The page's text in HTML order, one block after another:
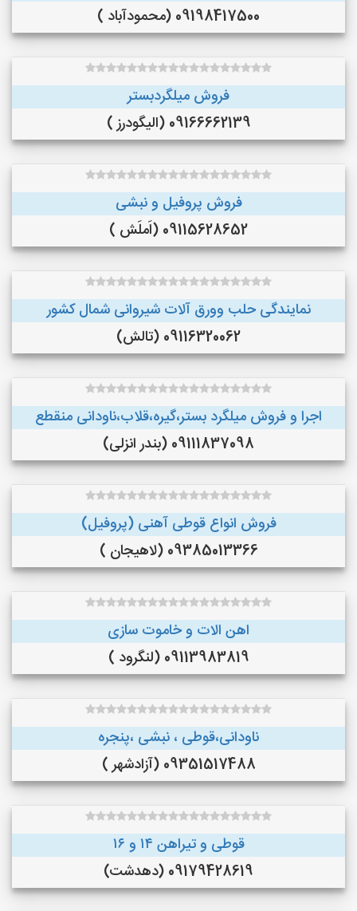
09198417500 (محمودآباد )
فروش میلگردبستر
09166662139 (الیگودرز )
فروش پروفیل و نبشی
09115628652 (اَملَش )
نمایندگی حلب وورق آلات شیروانی شمال کشور
09116320062 (تالش)
اجرا و فروش میلگرد بستر،گیره،قلاب،ناودانی منقطع
09111837098 (بندر انزلی)
فروش انواع قوطی آهنی (پروفیل)
09385013366 (لاهیجان )
اهن الات و خاموت سازی
09113983819 (لنگرود )
ناودانی،قوطی ، نبشی ،پنجره
09351517488 (آزادشهر )
قوطی و تیراهن ۱۴ و ۱۶
09179428619 (دهدشت)